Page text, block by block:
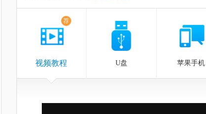
荐
视频教程 U盘 苹果手机